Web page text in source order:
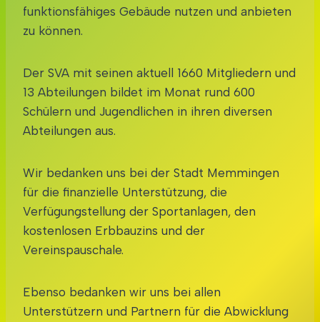
funktionsfähiges Gebäude nutzen und anbieten
zu können.
Der SVA mit seinen aktuell 1660 Mitgliedern und
13 Abteilungen bildet im Monat rund 600
Schülern und Jugendlichen in ihren diversen
Abteilungen aus.
Wir bedanken uns bei der Stadt Memmingen
für die finanzielle Unterstützung, die
Verfügungstellung der Sportanlagen, den
kostenlosen Erbbauzins und der
Vereinspauschale.
Ebenso bedanken wir uns bei allen
Unterstützern und Partnern für die Abwicklung